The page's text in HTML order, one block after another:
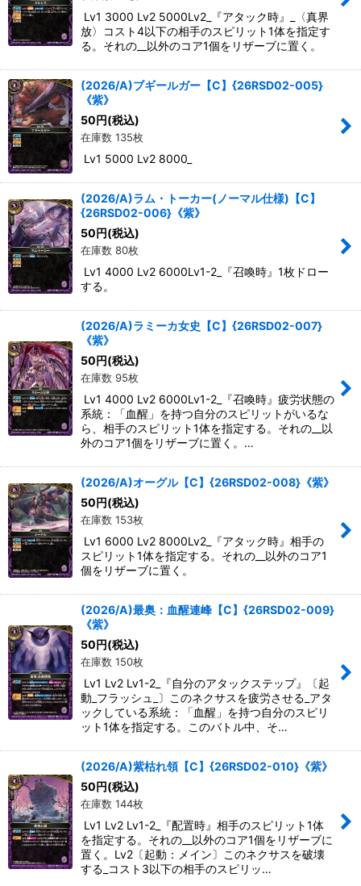
Lv1 3000 Lv2 5000Lv2_『アタック時』_〈真界
放〉コスト4以下の相手のスピリット1体を指定す
る。それの__以外のコア1個をリザーブに置く。
(2026/A)ブギールガー【C】{26RSD02-005}
《紫》
50円(税込)
在庫数 135枚
Lv1 5000 Lv2 8000_
(2026/A)ラム・トーカー(ノーマル仕様)【C】
{26RSD02-006}《紫》
50円(税込)
在庫数 80枚
Lv1 4000 Lv2 6000Lv1-2_『召喚時』1枚ドロー
する。
(2026/A)ラミーカ女史【C】{26RSD02-007}
《紫》
50円(税込)
在庫数 95枚
Lv1 4000 Lv2 6000Lv1-2_『召喚時』疲労状態の
系統：「血醒」を持つ自分のスピリットがいるな
ら、相手のスピリット1体を指定する。それの__以
外のコア1個をリザーブに置く。…
(2026/A)オーグル【C】{26RSD02-008}《紫》
50円(税込)
在庫数 153枚
Lv1 6000 Lv2 8000Lv2_『アタック時』相手の
スピリット1体を指定する。それの__以外のコア1
個をリザーブに置く。
(2026/A)最奥：血醒連峰【C】{26RSD02-009}
《紫》
50円(税込)
在庫数 150枚
Lv1 Lv2 Lv1-2_『自分のアタックステップ』〔起
動_フラッシュ_〕このネクサスを疲労させる_アタ
ックしている系統：「血醒」を持つ自分のスピリ
ット1体を指定する。このバトル中、そ…
(2026/A)紫枯れ領【C】{26RSD02-010}《紫》
50円(税込)
在庫数 144枚
Lv1 Lv2 Lv1-2_『配置時』相手のスピリット1体
を指定する。それの__以外のコア1個をリザーブに
置く。Lv2〔起動：メイン〕このネクサスを破壊
する_コスト3以下の相手のスピリッ…